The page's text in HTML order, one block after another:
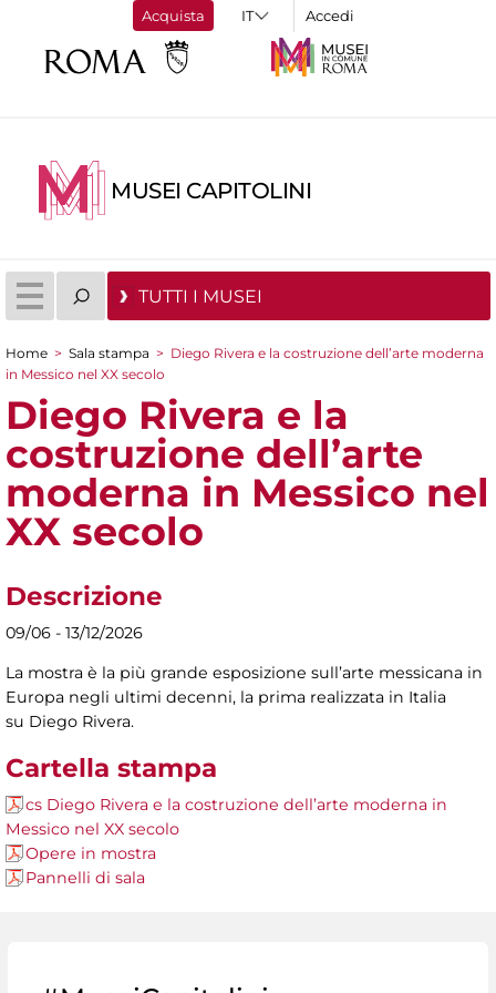
Acquista Accedi
MUSEI CAPITOLINI
TUTTI I MUSEI
Tu sei qui
Home > Sala stampa > Diego Rivera e la costruzione dell’arte moderna
in Messico nel XX secolo
Diego Rivera e la
costruzione dell’arte
moderna in Messico nel
XX secolo
Descrizione
09/06 - 13/12/2026
La mostra è la più grande esposizione sull’arte messicana in
Europa negli ultimi decenni, la prima realizzata in Italia
su Diego Rivera.
Cartella stampa
cs Diego Rivera e la costruzione dell’arte moderna in
Messico nel XX secolo
Opere in mostra
Pannelli di sala